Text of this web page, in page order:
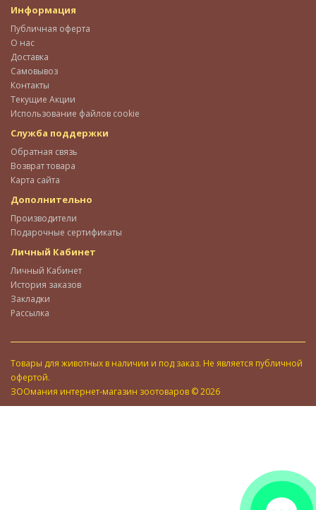
Информация
Публичная оферта
О нас
Доставка
Самовывоз
Контакты
Текущие Акции
Использование файлов cookie
Служба поддержки
Обратная связь
Возврат товара
Карта сайта
Дополнительно
Производители
Подарочные сертификаты
Личный Кабинет
Личный Кабинет
История заказов
Закладки
Рассылка
Товары для животных в наличии и под заказ. Не является публичной
офертой.
ЗООмания интернет-магазин зоотоваров © 2026